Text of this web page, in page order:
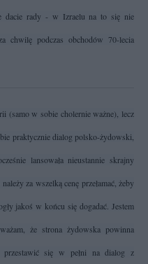
dacie rady - w Izraelu na to się nie
chwilę podczas obchodów 70-lecia
(samo w sobie cholernie ważne), lecz
praktycznie dialog polsko-żydowski,
lansowała nieustannie skrajny
za wszelką cenę przełamać, żeby
jakoś w końcu się dogadać. Jestem
że strona żydowska powinna
się w pełni na dialog z